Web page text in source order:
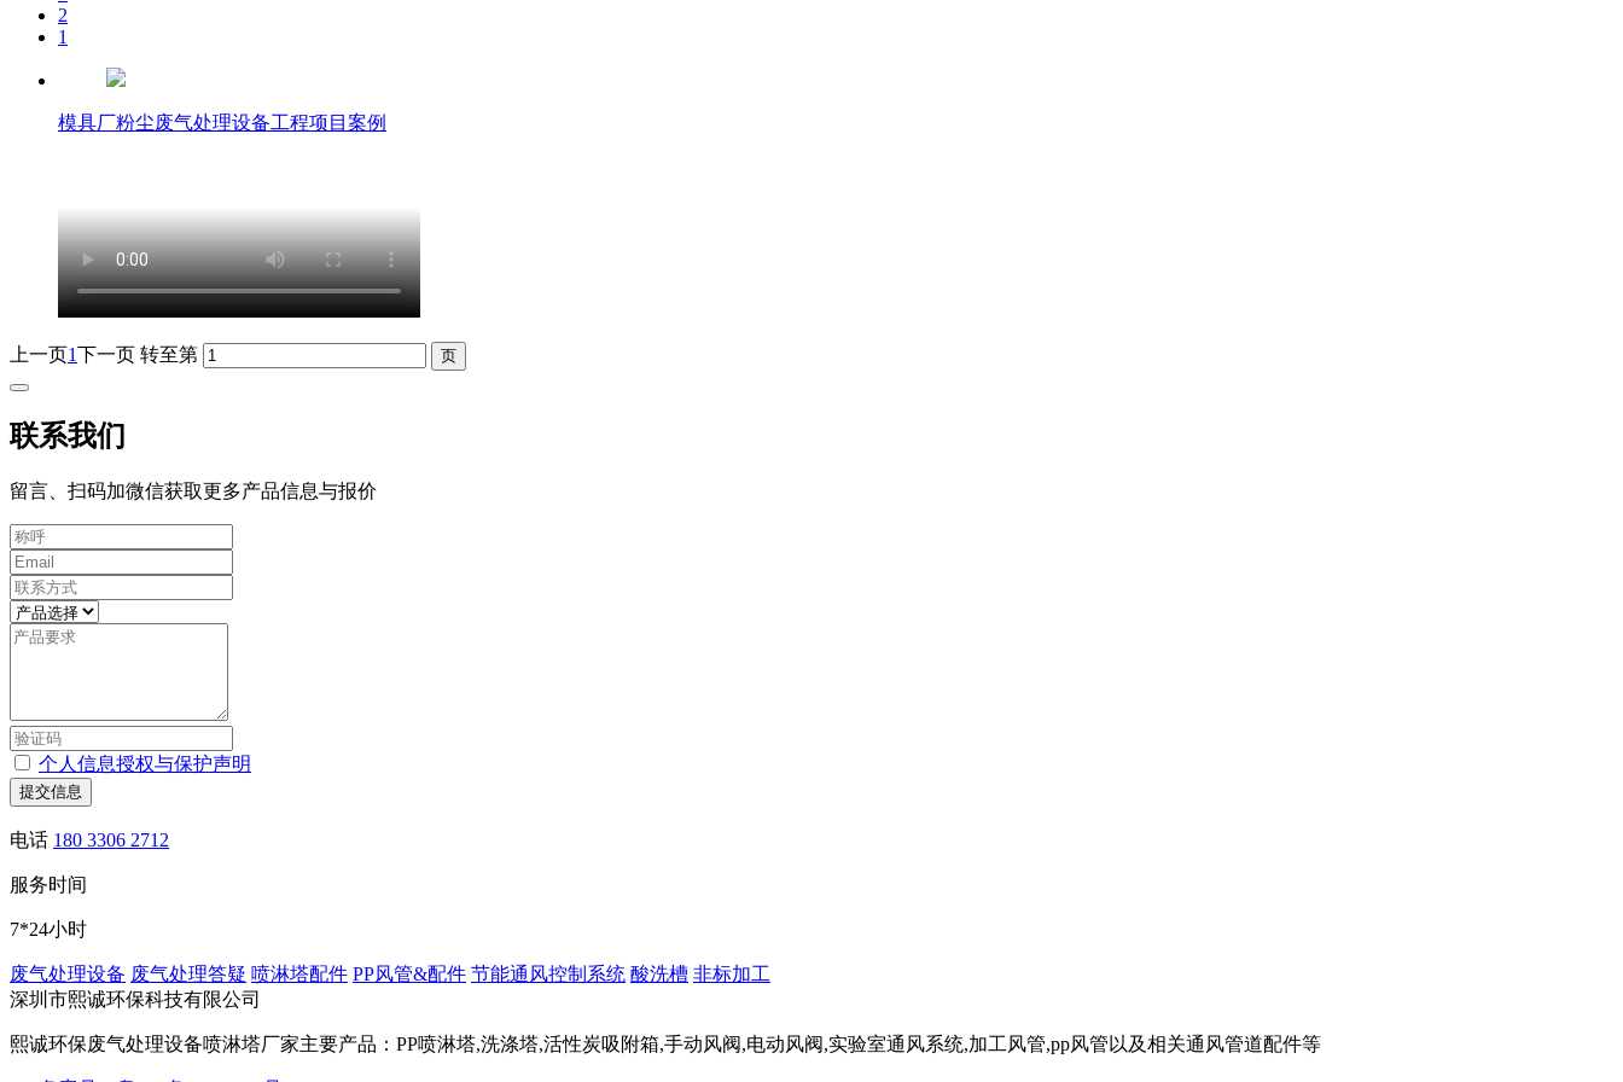
2
1
模具厂粉尘废气处理设备工程项目案例
上一页1下一页 转至第
联系我们
留言、扫码加微信获取更多产品信息与报价
个人信息授权与保护声明
提交信息
电话 180 3306 2712
服务时间
7*24小时
废气处理设备 废气处理答疑 喷淋塔配件 PP风管&配件 节能通风控制系统 酸洗槽 非标加工
深圳市熙诚环保科技有限公司
熙诚环保废气处理设备喷淋塔厂家主要产品：PP喷淋塔,洗涤塔,活性炭吸附箱,手动风阀,电动风阀,实验室通风系统,加工风管,pp风管以及相关通风管道配件等